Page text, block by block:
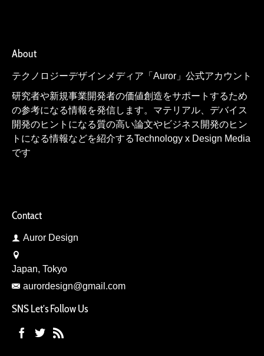
About
テクノロジーデザインメディア「Auror」公式アカウント
研究者や新規事業開発者の価値創造をサポートするため
の参考になる情報を発信します。マテリアル、デバイス
開発のヒントになる質の高い論文やビジネス開発のヒン
トになる情報などを紹介するTechnology x Design Media
です
Contact
Auror Design
Japan, Tokyo
aurordesign@gmail.com
SNS Let’s Follow Us